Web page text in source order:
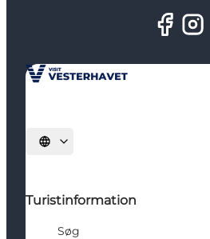
Vælg sprog
Turistinformation
Søg